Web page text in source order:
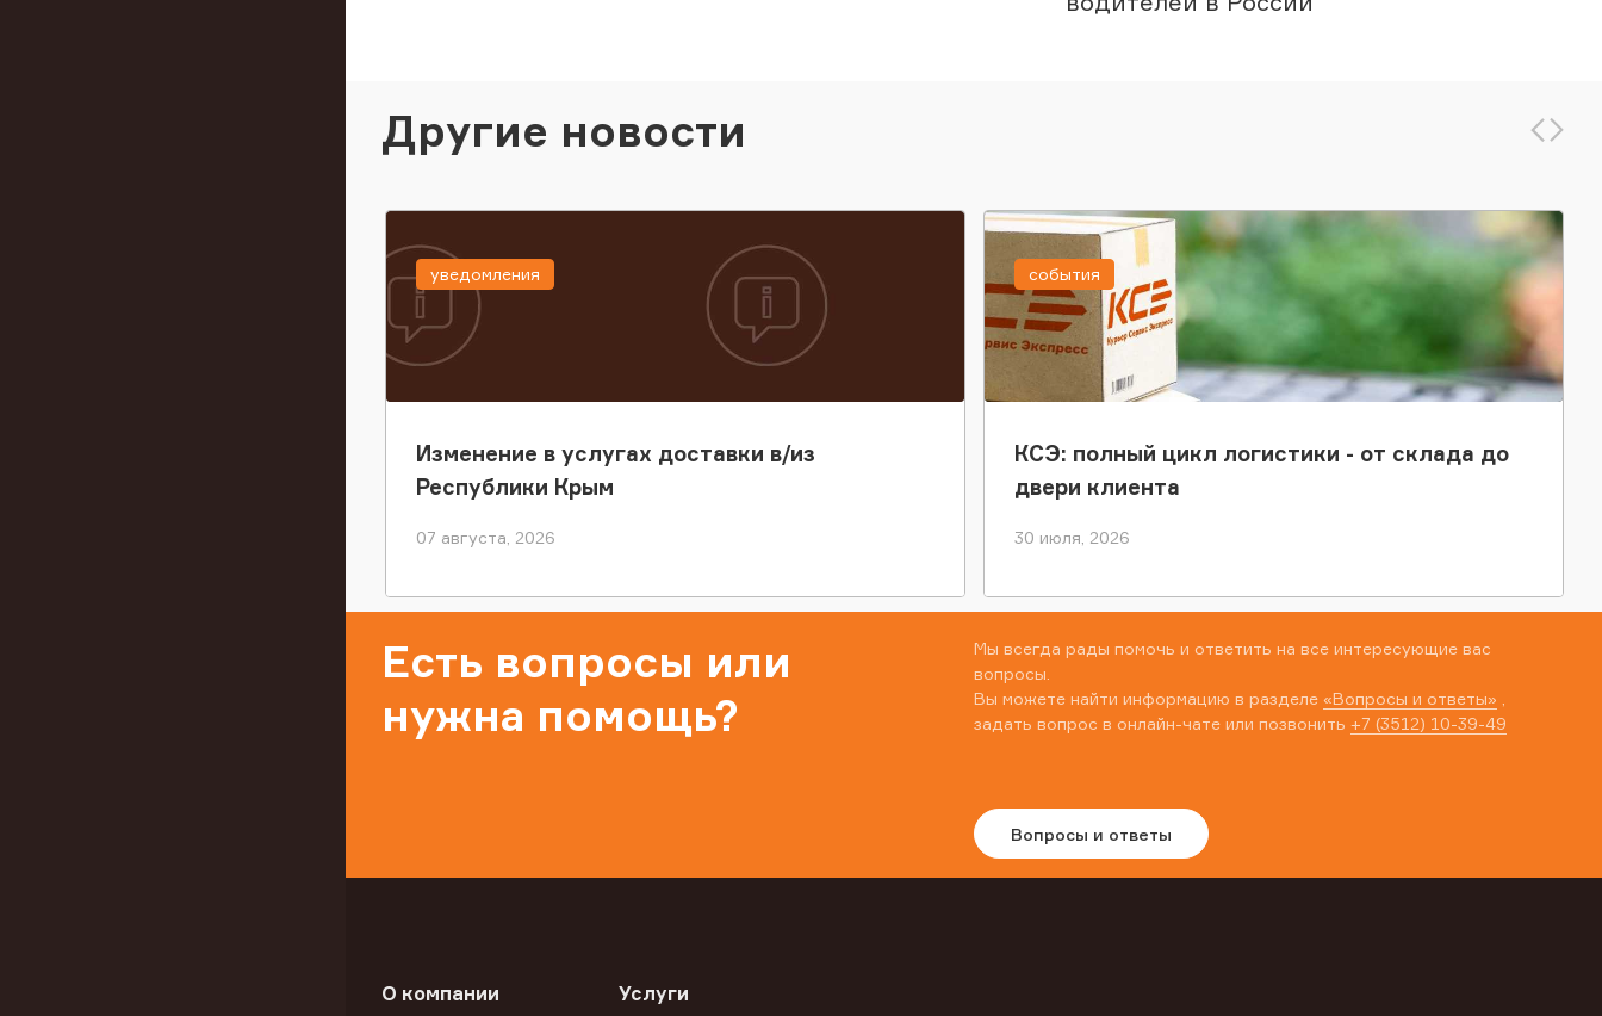
Другие новости
Изменение в услугах доставки в/из
Республики Крым
07 августа, 2026
уведомления
КСЭ: полный цикл логистики - от склада до
двери клиента
30 июля, 2026
события
Есть вопросы или
нужна помощь?
Мы всегда рады помочь и ответить на все интересующие вас
вопросы.
Вы можете найти информацию в разделе «Вопросы и ответы»
задать вопрос в онлайн-чате или позвонить +7 (3512) 10-39-49
Вопросы и ответы
О компании Услуги